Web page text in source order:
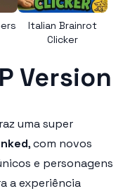
Italian Brainrot
Clicker
Version
uma super
, com novos
e personagens
a experiência